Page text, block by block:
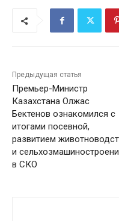
Предыдущая статья
Премьер-Министр
Казахстана Олжас
Бектенов ознакомился с
итогами посевной,
развитием
и
в СКО